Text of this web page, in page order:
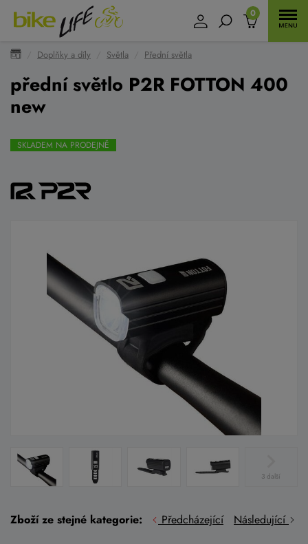
0
Doplňky a díly Světla Přední světla
přední světlo P2R FOTTON 400
new
SKLADEM NA PRODEJNĚ
3 další
Zboží ze stejné kategorie: Předcházející Následující